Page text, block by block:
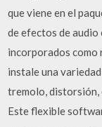
que viene en el
de efectos de
incorporados como
instale una
tremolo, distorsión,
Este flexible